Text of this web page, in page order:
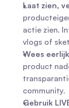
Laat zien,
actie zien.
vlogs of
Wees
product
community.
Gebruik